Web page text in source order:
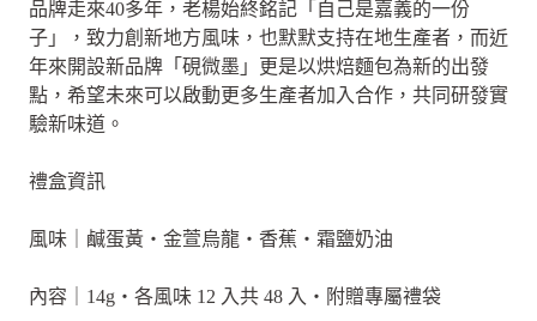
品牌走來40多年，老楊始終銘記「自己是嘉義的一份
子」，致力創新地方風味，也默默支持在地生產者，而近
年來開設新品牌「硯微墨」更是以烘焙麵包為新的出發
點，希望未來可以啟動更多生產者加入合作，共同研發實
驗新味道。
禮盒資訊
風味｜鹹蛋黃・金萱烏龍・香蕉・霜鹽奶油
內容｜14g・各風味 12 入共 48 入・附贈專屬禮袋